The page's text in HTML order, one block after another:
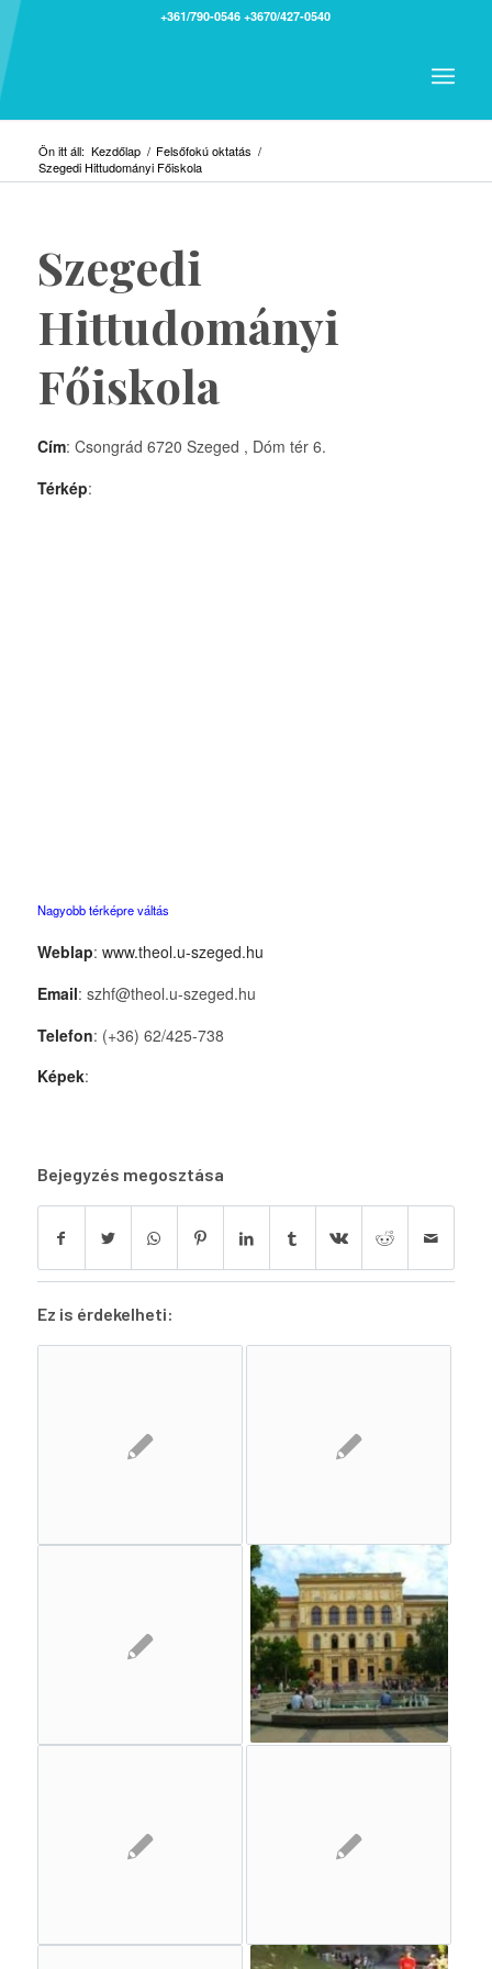
+361/790-0546 +3670/427-0540
Ön itt áll: Kezdőlap / Felsőfokú oktatás /
Szegedi Hittudományi Főiskola
Szegedi
Hittudományi
Főiskola
Cím: Csongrád 6720 Szeged , Dóm tér 6.
Térkép:
Nagyobb térképre váltás
Weblap: www.theol.u-szeged.hu
Email: szhf@theol.u-szeged.hu
Telefon: (+36) 62/425-738
Képek:
Bejegyzés megosztása
Ez is érdekelheti: